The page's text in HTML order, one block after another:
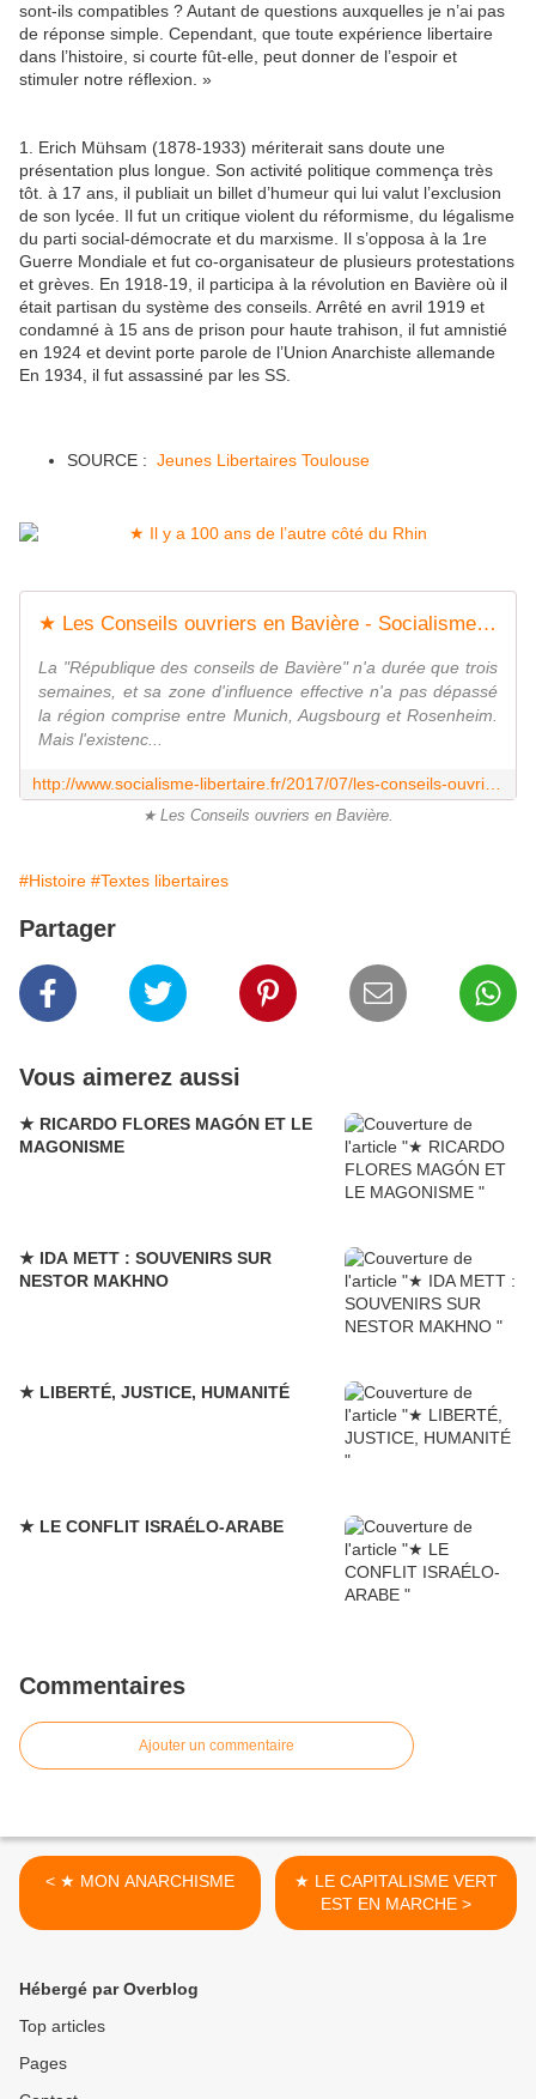
sont-ils compatibles ? Autant de questions auxquelles je n’ai pas
de réponse simple. Cependant, que toute expérience libertaire
dans l’histoire, si courte fût-elle, peut donner de l’espoir et
stimuler notre réflexion. »
1. Erich Mühsam (1878-1933) mériterait sans doute une
présentation plus longue. Son activité politique commença très
tôt. à 17 ans, il publiait un billet d’humeur qui lui valut l’exclusion
de son lycée. Il fut un critique violent du réformisme, du légalisme
du parti social-démocrate et du marxisme. Il s’opposa à la 1re
Guerre Mondiale et fut co-organisateur de plusieurs protestations
et grèves. En 1918-19, il participa à la révolution en Bavière où il
était partisan du système des conseils. Arrêté en avril 1919 et
condamné à 15 ans de prison pour haute trahison, il fut amnistié
en 1924 et devint porte parole de l’Union Anarchiste allemande
En 1934, il fut assassiné par les SS.
SOURCE : Jeunes Libertaires Toulouse
★ Les Conseils ouvriers en Bavière - Socialisme libertaire
La "République des conseils de Bavière" n'a durée que trois
semaines, et sa zone d'influence effective n'a pas dépassé
la région comprise entre Munich, Augsbourg et Rosenheim.
Mais l'existenc...
★ Les Conseils ouvriers en Bavière.
#Histoire #Textes libertaires
Partager
Vous aimerez aussi
★ RICARDO FLORES MAGÓN ET LE
MAGONISME
★ IDA METT : SOUVENIRS SUR
NESTOR MAKHNO
★ LIBERTÉ, JUSTICE, HUMANITÉ
★ LE CONFLIT ISRAÉLO-ARABE
Commentaires
Ajouter un commentaire
< ★ MON ANARCHISME
★ LE CAPITALISME VERT
EST EN MARCHE >
Hébergé par Overblog
Top articles
Pages